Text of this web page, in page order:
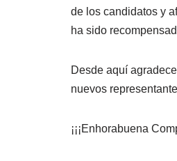
de los candidatos y
ha sido
Desde aquí
nuevos
¡¡¡Enhorabuena